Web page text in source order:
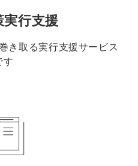
行支援
き取る実行支援サービス
す